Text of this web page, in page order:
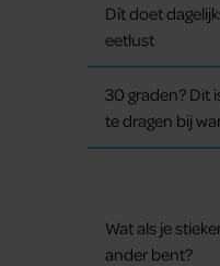
Dít doet
eetlust
30 graden? Dit
te dragen bij
Wat als je
ander bent?